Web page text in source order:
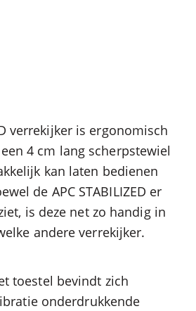
verrekijker is ergonomisch
4 cm lang scherpstewiel
kan laten bedienen
de APC STABILIZED er
is deze net zo handig in
andere verrekijker.
toestel bevindt zich
onderdrukkende